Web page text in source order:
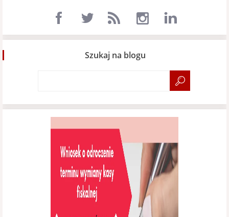
Szukaj na blogu